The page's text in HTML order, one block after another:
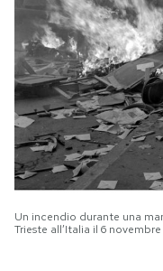
Un incendio durante una
Trieste all’Italia il 6